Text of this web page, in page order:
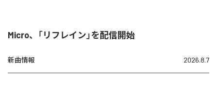
Micro、「リフレイン」を配信開始
新曲情報 2026.8.7